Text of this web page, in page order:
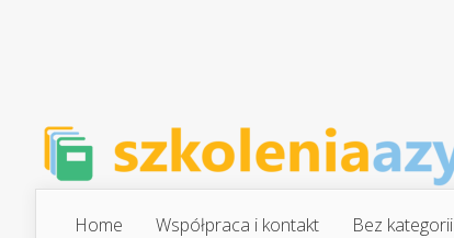
Home Współpraca i kontakt Bez kategorii